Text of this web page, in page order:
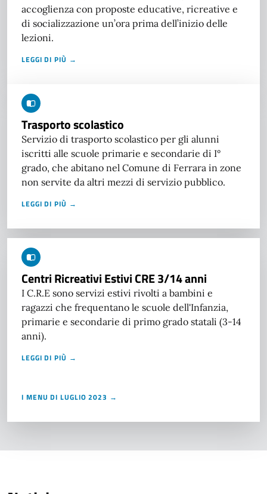
accoglienza con proposte educative, ricreative e
di socializzazione un’ora prima dell’inizio delle
lezioni.
LEGGI DI PIÙ →
Trasporto scolastico
Servizio di trasporto scolastico per gli alunni
iscritti alle scuole primarie e secondarie di I°
grado, che abitano nel Comune di Ferrara in zone
non servite da altri mezzi di servizio pubblico.
LEGGI DI PIÙ →
Centri Ricreativi Estivi CRE 3/14 anni
I C.R.E sono servizi estivi rivolti a bambini e
ragazzi che frequentano le scuole dell'Infanzia,
primarie e secondarie di primo grado statali (3-14
anni).
LEGGI DI PIÙ →
I MENU DI LUGLIO 2023 →